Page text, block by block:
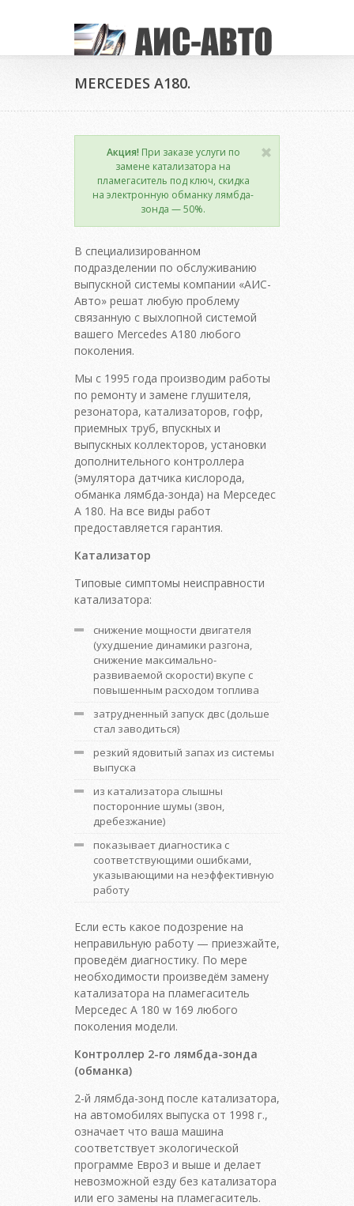
MERCEDES A180.
Акция! При заказе услуги по
замене катализатора на
пламегаситель под ключ, скидка
на электронную обманку лямбда-
зонда — 50%.
В специализированном
подразделении по обслуживанию
выпускной системы компании «АИС-
Авто» решат любую проблему
связанную с выхлопной системой
вашего Mercedes A180 любого
поколения.
Мы с 1995 года производим работы
по ремонту и замене глушителя,
резонатора, катализаторов, гофр,
приемных труб, впускных и
выпускных коллекторов, установки
дополнительного контроллера
(эмулятора датчика кислорода,
обманка лямбда-зонда) на Мерседес
А 180. На все виды работ
предоставляется гарантия.
Катализатор
Типовые симптомы неисправности
катализатора:
снижение мощности двигателя
(ухудшение динамики разгона,
снижение максимально-
развиваемой скорости) вкупе с
повышенным расходом топлива
затрудненный запуск двс (дольше
стал заводиться)
резкий ядовитый запах из системы
выпуска
из катализатора слышны
посторонние шумы (звон,
дребезжание)
показывает диагностика с
соответствующими ошибками,
указывающими на неэффективную
работу
Если есть какое подозрение на
неправильную работу — приезжайте,
проведём диагностику. По мере
необходимости произведём замену
катализатора на пламегаситель
Мерседес А 180 w 169 любого
поколения модели.
Контроллер 2-го лямбда-зонда
(обманка)
2-й лямбда-зонд после катализатора,
на автомобилях выпуска от 1998 г.,
означает что ваша машина
соответствует экологической
программе Евро3 и выше и делает
невозможной езду без катализатора
или его замены на пламегаситель.